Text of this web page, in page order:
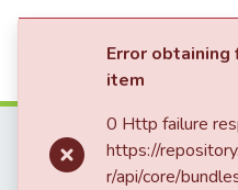
Communities & Collections
All of DSpace
Revistas
Revista Universidad
Error
item
0 Http failure
https://
r/api/core/